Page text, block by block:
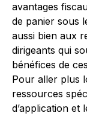
avantages
de panier sous
aussi bien aux
dirigeants qui
bénéfices de
Pour aller plus
ressources
d’application et